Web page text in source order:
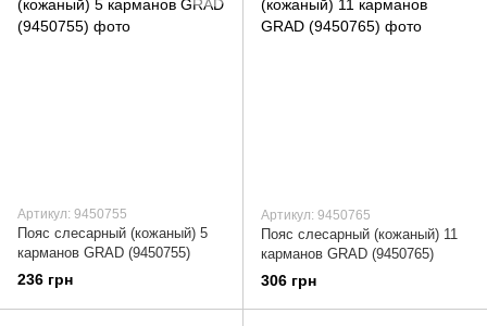
Артикул: 9450755
Пояс слесарный (кожаный) 5
карманов GRAD (9450755)
236 грн
Артикул: 9450765
Пояс слесарный (кожаный) 11
карманов GRAD (9450765)
306 грн